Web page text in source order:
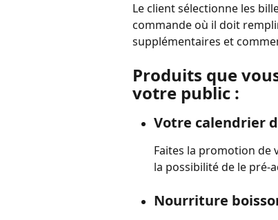
Le client sélectionne les
commande où il doit
supplémentaires et
Produits que
votre public :
Votre calendrier
Faites la promotion de
la possibilité de le pré-
Nourriture